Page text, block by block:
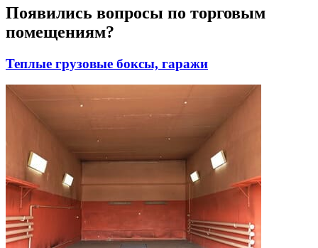
Появились вопросы по торговым
помещениям?
Теплые грузовые боксы, гаражи